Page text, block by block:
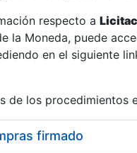
respecto a
la Moneda, puede
en el siguiente
de los procedimientos
firmado